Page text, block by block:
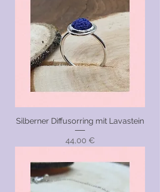
Silberner Diffusorring mit Lavastein
Preis
44,00 €